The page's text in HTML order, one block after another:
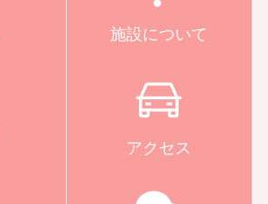
施設について
アクセス